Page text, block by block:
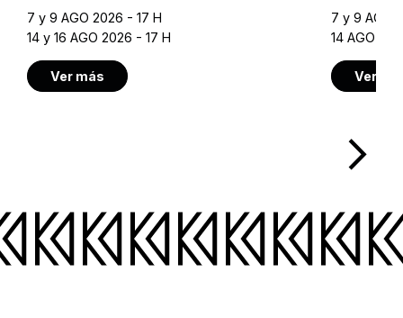
7 y 9 AGO 2026 - 17 H
14 y 16 AGO 2026 - 17 H
Ver más
7 y 9 AGO
14 AGO
Ver
arrow_forward_ios